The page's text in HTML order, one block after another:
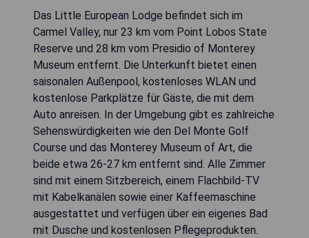
Das Little European Lodge befindet sich im
Carmel Valley, nur 23 km vom Point Lobos State
Reserve und 28 km vom Presidio of Monterey
Museum entfernt. Die Unterkunft bietet einen
saisonalen Außenpool, kostenloses WLAN und
kostenlose Parkplätze für Gäste, die mit dem
Auto anreisen. In der Umgebung gibt es zahlreiche
Sehenswürdigkeiten wie den Del Monte Golf
Course und das Monterey Museum of Art, die
beide etwa 26-27 km entfernt sind. Alle Zimmer
sind mit einem Sitzbereich, einem Flachbild-TV
mit Kabelkanälen sowie einer Kaffeemaschine
ausgestattet und verfügen über ein eigenes Bad
mit Dusche und kostenlosen Pflegeprodukten.